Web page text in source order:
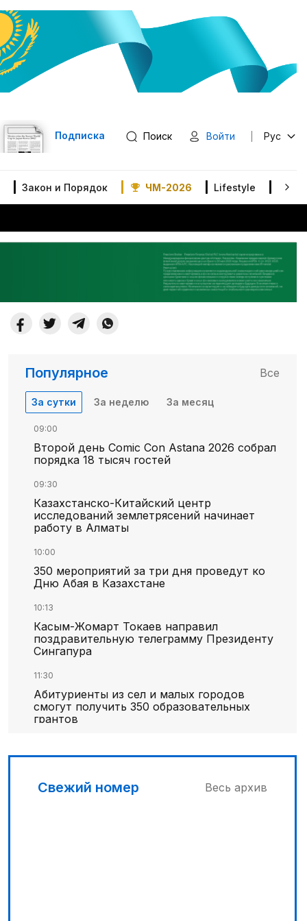
Подписка Поиск Войти Рус
Закон и Порядок ЧМ-2026 Lifestyle В
Популярное Все
За сутки За неделю За месяц
09:00
Второй день Comic Con Astana 2026 собрал
порядка 18 тысяч гостей
09:30
Казахстанско-Китайский центр
исследований землетрясений начинает
работу в Алматы
10:00
350 мероприятий за три дня проведут ко
Дню Абая в Казахстане
10:13
Касым-Жомарт Токаев направил
поздравительную телеграмму Президенту
Сингапура
11:30
Абитуриенты из сел и малых городов
смогут получить 350 образовательных
грантов
Свежий номер Весь архив